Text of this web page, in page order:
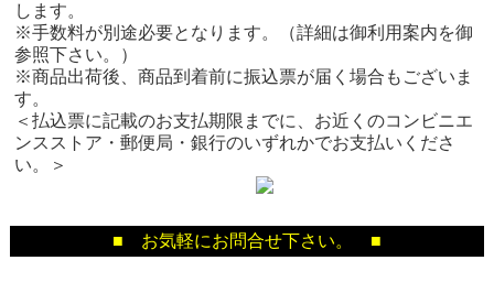
します。
※手数料が別途必要となります。（詳細は御利用案内を御
参照下さい。）
※商品出荷後、商品到着前に振込票が届く場合もございま
す。
＜払込票に記載のお支払期限までに、お近くのコンビニエ
ンスストア・郵便局・銀行のいずれかでお支払いくださ
い。＞
■ お気軽にお問合せ下さい。 ■